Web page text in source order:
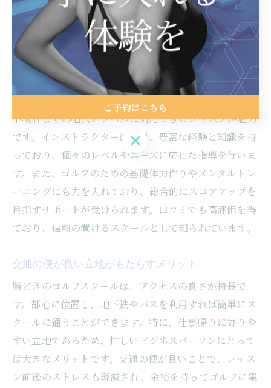
都心でアクセス抜群！勝どきのゴ
ルフスクールの魅力を徹底解説
勝どきのスクールが選ばれる理由とは？
勝どきのゴルフスクールが多くのゴルファーに選ばれる
理由は、その優れた指導力にあります。特に初心者から
中級者までの幅広いレベルに対応できるレッスンが魅力
です。インストラクターは全員、豊富な経験と知識を持
っており、個々のレベルやニーズに応じた指導を行いま
す。また、ゴルフのための基礎体力作りやメンタルトレ
ーニングにも力を入れており、総合的にスコアアップを
目指すサポートが受けられます。口コミでも高評価を得
ており、信頼の置けるスクールとして知られています。
交通の便が良い立地がもたらすメリット
勝どきのゴルフスクールは、アクセスの良さが特長で
す。都心に位置し、地下鉄やバスを利用すれば簡単にス
クールに通うことができます。特に、仕事帰りに寄りや
すい立地であるため、忙しいビジネスパーソンにとって
は大きなメリットです。交通の便が良いことで、レッス
ン前後のストレスも軽減され、余裕を持ってゴルフに集
ご予約はこちら
ご予約はこちら